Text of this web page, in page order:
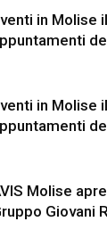
in Molise
in Molise
Molise
Giovani